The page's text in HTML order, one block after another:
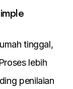
tinggal,
lebih
penilaian